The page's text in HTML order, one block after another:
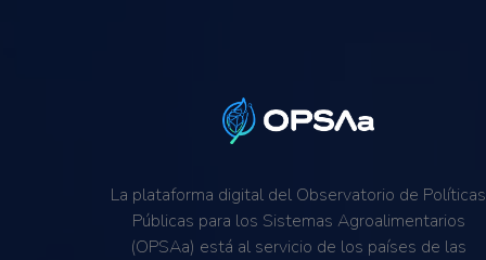
La plataforma digital del Observatorio de Políticas
Públicas para los Sistemas Agroalimentarios
(OPSAa) está al servicio de los países de las